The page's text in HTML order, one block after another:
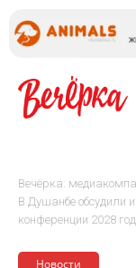
Вечёрка:
В Душанбе обсудили
конференции 2028
Новости